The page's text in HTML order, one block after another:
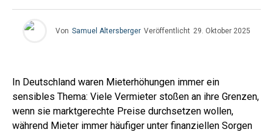
Von Samuel Altersberger Veröffentlicht 29. Oktober 2025
In Deutschland waren Mieterhöhungen immer ein
sensibles Thema: Viele Vermieter stoßen an ihre Grenzen,
wenn sie marktgerechte Preise durchsetzen wollen,
während Mieter immer häufiger unter finanziellen Sorgen